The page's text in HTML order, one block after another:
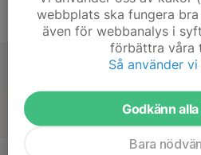
20
Sön
v.25
webbplats ska fungera
även för webbanalys i
förbättra våra
Så använder
Godkänn
Bara